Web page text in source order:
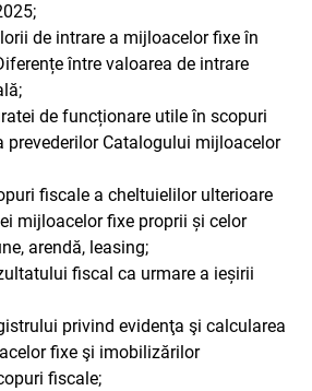
de intrare a mijloacelor fixe în
între valoarea de intrare
de funcționare utile în scopuri
prevederilor Catalogului mijloacelor
fiscale a cheltuielilor ulterioare
mijloacelor fixe proprii și celor
arendă, leasing;
fiscal ca urmare a ieșirii
privind evidenţa şi calcularea
fixe şi imobilizărilor
fiscale;